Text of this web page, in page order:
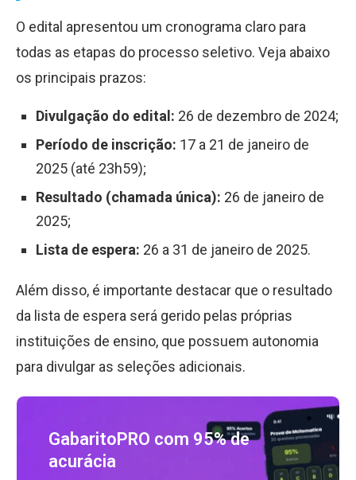
O edital apresentou um cronograma claro para
todas as etapas do processo seletivo. Veja abaixo
os principais prazos:
Divulgação do edital: 26 de dezembro de 2024;
Período de inscrição: 17 a 21 de janeiro de
2025 (até 23h59);
Resultado (chamada única): 26 de janeiro de
2025;
Lista de espera: 26 a 31 de janeiro de 2025.
Além disso, é importante destacar que o resultado
da lista de espera será gerido pelas próprias
instituições de ensino, que possuem autonomia
para divulgar as seleções adicionais.
GabaritoPRO com 95% de
acurácia